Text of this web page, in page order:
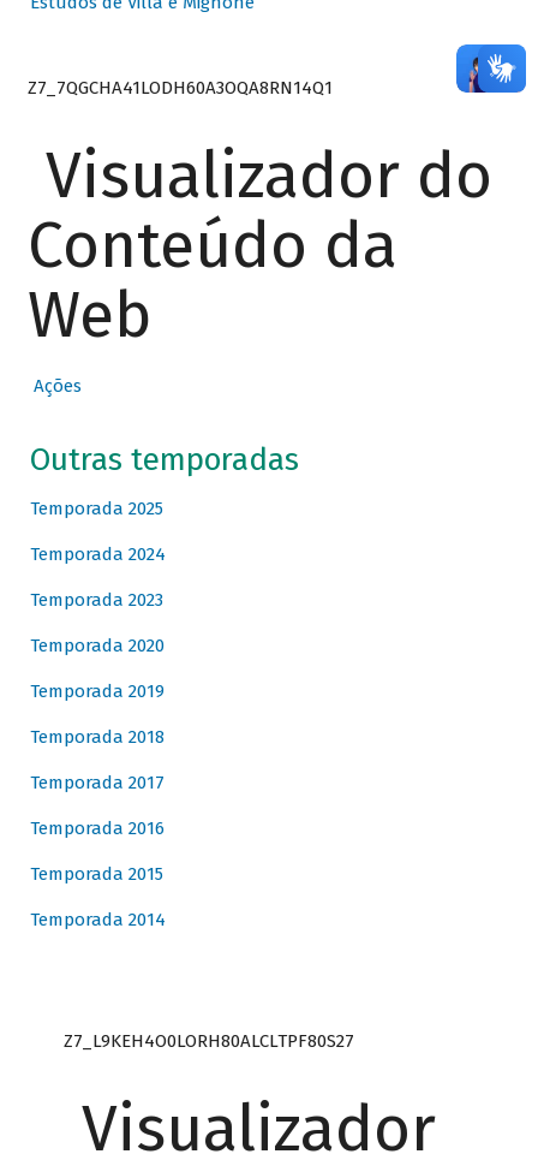
Z7_7QGCHA41LODH60A3OQA8RN14Q1
Visualizador do
Conteúdo da
Web
Ações
Outras temporadas
Temporada 2025
Temporada 2024
Temporada 2023
Temporada 2020
Temporada 2019
Temporada 2018
Temporada 2017
Temporada 2016
Temporada 2015
Temporada 2014
Z7_L9KEH4O0LORH80ALCLTPF80S27
Visualizador